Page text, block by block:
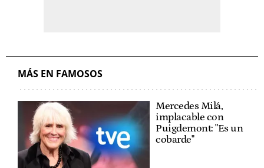
MÁS EN FAMOSOS
Mercedes Milá,
implacable con
Puigdemont: "Es un
cobarde"